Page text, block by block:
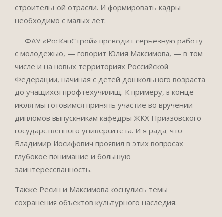
строительной отрасли. И формировать кадры
необходимо с малых лет:
— ФАУ «РосКапСтрой» проводит серьезную работу
с молодежью, — говорит Юлия Максимова, — в том
числе и на новых территориях Российской
Федерации, начиная с детей дошкольного возраста
до учащихся профтехучилищ. К примеру, в конце
июля мы готовимся принять участие во вручении
дипломов выпускникам кафедры ЖКХ Приазовского
государственного университета. И я рада, что
Владимир Иосифович проявил в этих вопросах
глубокое понимание и большую
заинтересованность.
Также Ресин и Максимова коснулись темы
сохранения объектов культурного наследия.